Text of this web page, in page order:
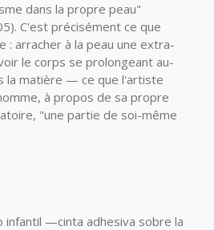
dans la propre peau"
C'est précisément ce que
arracher à la peau une extra-
le corps se prolongeant au-
la matière — ce que l'artiste
à propos de sa propre
"une partie de soi-même
infantil —cinta adhesiva sobre la